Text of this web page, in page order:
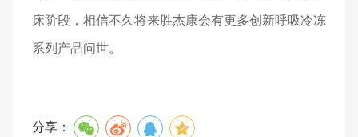
床阶段，相信不久将来胜杰康会有更多创新呼吸冷冻
系列产品问世。
分享：